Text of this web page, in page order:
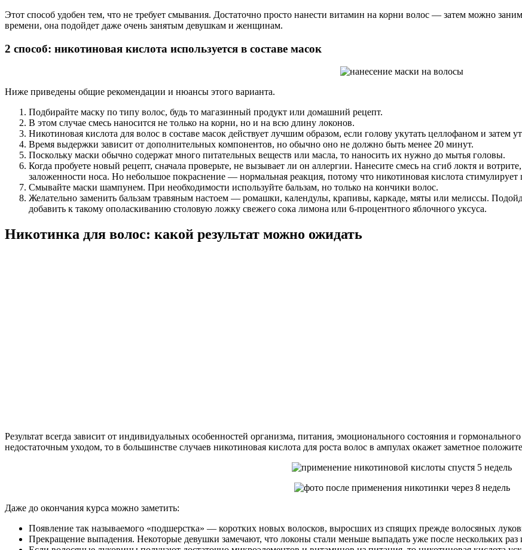
Этот способ удобен тем, что не требует смывания. Достаточно просто нанести витамин на корни волос — затем можно
времени, она подойдет даже очень занятым девушкам и женщинам.
2 способ: никотиновая кислота используется в составе масок
Ниже приведены общие рекомендации и нюансы этого варианта.
Подбирайте маску по типу волос, будь то магазинный продукт или домашний рецепт.
В этом случае смесь наносится не только на корни, но и на всю длину локонов.
Никотиновая кислота для волос в составе масок действует лучшим образом, если голову укутать целлофаном и затем
Время выдержки зависит от дополнительных компонентов, но обычно оно не должно быть менее 20 минут.
Поскольку маски обычно содержат много питательных веществ или масла, то наносить их нужно до мытья головы.
Когда пробуете новый рецепт, сначала проверьте, не вызывает ли он аллергии. Нанесите смесь на сгиб локтя и
заложенности носа. Но небольшое покраснение — нормальная реакция, потому что никотиновая кислота
Смывайте маски шампунем. При необходимости используйте бальзам, но только на кончики волос.
Желательно заменить бальзам травяным настоем — ромашки, календулы, крапивы, каркаде, мяты или мелиссы.
добавить к такому ополаскиванию столовую ложку свежего сока лимона или 6-процентного яблочного уксуса.
Никотинка для волос: какой результат можно ожидать
Результат всегда зависит от индивидуальных особенностей организма, питания, эмоционального состояния и
недостаточным уходом, то в большинстве случаев никотиновая кислота для роста волос в ампулах окажет заметное
Даже до окончания курса можно заметить:
Появление так называемого «подшерстка» — коротких новых волосков, выросших из спящих прежде волосяных
Прекращение выпадения. Некоторые девушки замечают, что локоны стали меньше выпадать уже после нескольких